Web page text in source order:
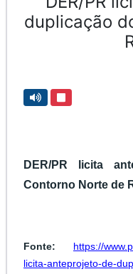
duplicação
DER/PR licita
Contorno Norte de
Fonte: https://
licita-anteprojeto-de-